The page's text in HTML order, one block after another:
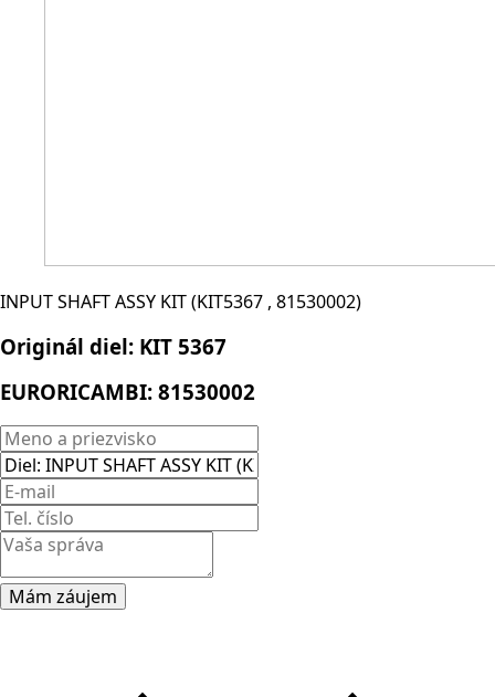
INPUT SHAFT ASSY KIT (KIT5367 , 81530002)
Originál diel: KIT 5367
EURORICAMBI: 81530002
Mám záujem